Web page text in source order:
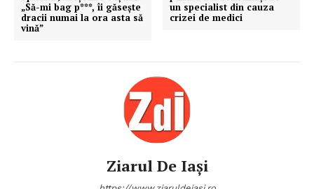
„Să-mi bag p***, îi găsește
dracii numai la ora asta să
vină”
un specialist din cauza
crizei de medici
Ziarul De Iași